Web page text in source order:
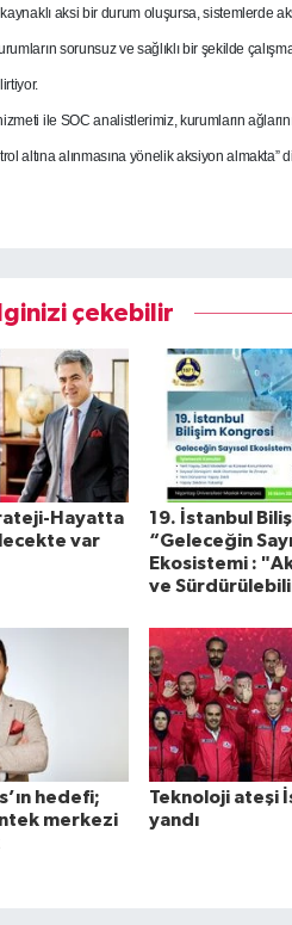
aksi bir durum oluşursa, sistemlerde
sorunsuz ve sağlıklı bir şekilde
ile SOC analistlerimiz, kurumların
altına alınmasına yönelik aksiyon almakta”
çekebilir
Hayatta
var
19. İstanbul
“Geleceğin
Ekosistemi :
ve
hedefi;
merkezi
Teknoloji ateşi
yandı